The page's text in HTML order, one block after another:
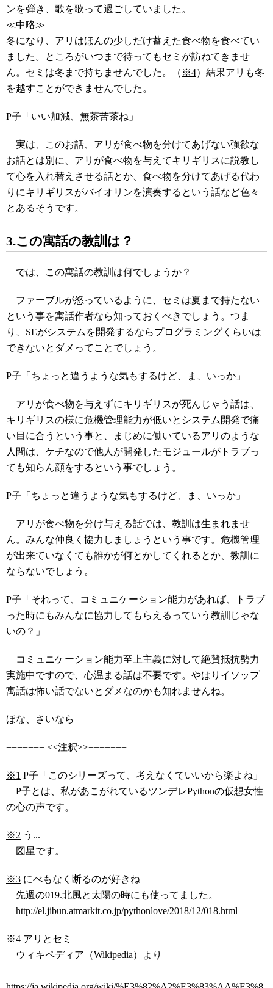
ンを弾き、歌を歌って過ごしていました。
≪中略≫
冬になり、アリはほんの少しだけ蓄えた食べ物を食べてい
ました。ところがいつまで待ってもセミが訪ねてきませ
ん。セミは冬まで持ちませんでした。（ ※4）結果アリも冬
を越すことができませんでした。
P子「いい加減、無茶苦茶ね」
実は、このお話、アリが食べ物を分けてあげない強欲な
お話とは別に、アリが食べ物を与えてキリギリスに説教し
て心を入れ替えさせる話とか、食べ物を分けてあげる代わ
りにキリギリスがバイオリンを演奏するという話など色々
とあるそうです。
3.この寓話の教訓は？
では、この寓話の教訓は何でしょうか？
ファーブルが怒っているように、セミは夏まで持たない
という事を寓話作者なら知っておくべきでしょう。つま
り、SEがシステムを開発するならプログラミングくらいは
できないとダメってことでしょう。
P子「ちょっと違うような気もするけど、ま、いっか」
アリが食べ物を与えずにキリギリスが死んじゃう話は、
キリギリスの様に危機管理能力が低いとシステム開発で痛
い目に合うという事と、まじめに働いているアリのような
人間は、ケチなので他人が開発したモジュールがトラブっ
ても知らん顔をするという事でしょう。
P子「ちょっと違うような気もするけど、ま、いっか」
アリが食べ物を分け与える話では、教訓は生まれませ
ん。みんな仲良く協力しましょうという事です。危機管理
が出来ていなくても誰かが何とかしてくれるとか、教訓に
ならないでしょう。
P子「それって、コミュニケーション能力があれば、トラブ
った時にもみんなに協力してもらえるっていう教訓じゃな
いの？」
コミュニケーション能力至上主義に対して絶賛抵抗勢力
実施中ですので、心温まる話は不要です。やはりイソップ
寓話は怖い話でないとダメなのかも知れませんね。
ほな、さいなら
======= <<注釈>>=======
※1 P子「このシリーズって、考えなくていいから楽よね」
P子とは、私があこがれているツンデレPythonの仮想女性
の心の声です。
※2 う...
図星です。
※3 にべもなく断るのが好きね
先週の019.北風と太陽の時にも使ってました。
http://el.jibun.atmarkit.co.jp/pythonlove/2018/12/018.html
※4 アリとセミ
ウィキペディア（Wikipedia）より